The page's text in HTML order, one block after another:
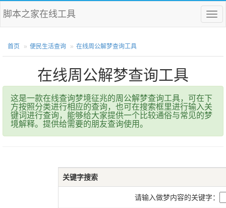
菜
单
脚本之家在线工具
首页 便民生活查询 在线周公解梦查询工具
在线周公解梦查询工具
这是一款在线查询梦境征兆的周公解梦查询工具，可在下
方按照分类进行相应的查询，也可在搜索框里进行输入关
键词进行查询，能够给大家提供一个比较通俗与常见的梦
境解释。提供给需要的朋友查询使用。
关键字搜索
请输入做梦内容的关键字：